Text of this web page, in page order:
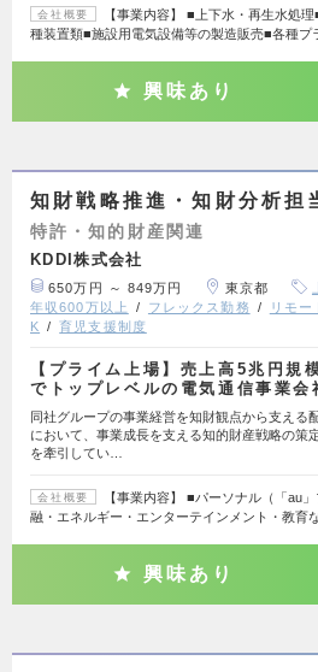
会社概要
【事業内容】 ■上下水・再生水処
種装置類■施設用電気設備等の製造販売■各種プ
興味あり
知財戦略推進・知財分析担
特許・知的財産関連
KDDI株式会社
650万円 ～ 849万円 東京都
年収600万以上
フレックス勤務 リモー
K
育児支援制度
【プライム上場】売上高5兆円規
でトップレベルの電気通信事業
同社グループの事業経営を知財観点から支える
において、事業成長を支える知的財産戦略の策
を牽引してい…
会社概要
【事業内容】 ■パーソナル（「au
融・エネルギー・エンターテインメント・教育
興味あり